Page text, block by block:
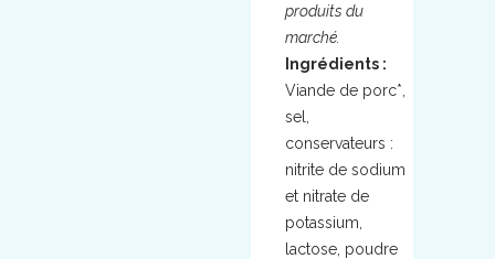
produits du
marché.
Ingrédients :
Viande de porc*,
sel,
conservateurs :
nitrite de sodium
et nitrate de
potassium,
lactose, poudre